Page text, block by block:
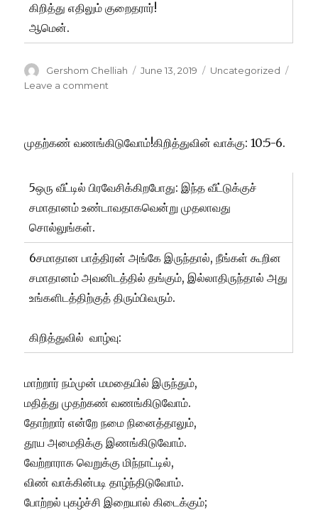
கிறித்து எதிலும் குறைதரார்!
ஆமென்.
Author
Gershom Chelliah
Posted
June 13, 2019 Categories
Uncategorized
Leave a comment
முதற்கண் வணங்கிடுவோம்!கிறித்துவின் வாக்கு: 10:5-6.
5ஒரு வீட்டில் பிரவேசிக்கிறபோது: இந்த வீட்டுக்குச்
சமாதானம் உண்டாவதாகவென்று முதலாவது
சொல்லுங்கள்.
6சமாதான பாத்திரன் அங்கே இருந்தால், நீங்கள் கூறின
சமாதானம் அவனிடத்தில் தங்கும், இல்லாதிருந்தால் அது
உங்களிடத்திற்குத் திரும்பிவரும்.
கிறித்துவில் வாழ்வு:
மாற்றார் நம்முன் மமதையில் இருந்தும்,
மதித்து முதற்கண் வணங்கிடுவோம்.
தோற்றார் என்றே நமை நினைத்தாலும்,
தூய அமைதிக்கு இணங்கிடுவோம்.
வேற்றாராக வெறுக்கு மிந்நாட்டில்,
விண் வாக்கின்படி தாழ்ந்திடுவோம்.
போற்றல் புகழ்ச்சி இறையால் கிடைக்கும்;